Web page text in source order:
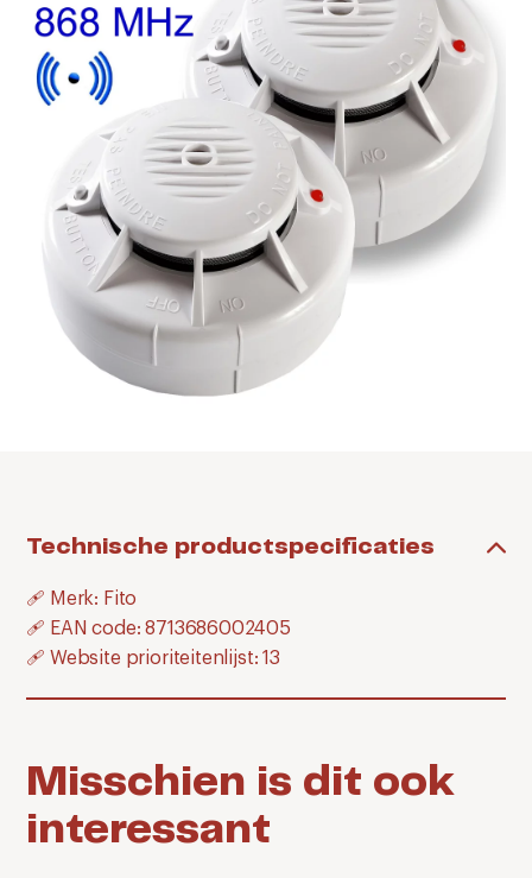
Technische productspecificaties
🩹 Merk: Fito
🩹 EAN code: 8713686002405
🩹 Website prioriteitenlijst: 13
Misschien is dit ook
interessant